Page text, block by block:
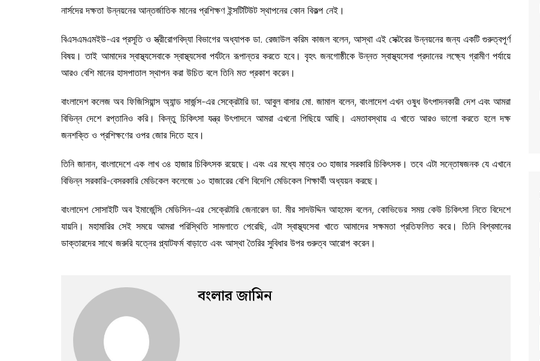
নার্সদের দক্ষতা উন্নয়নের আন্তর্জাতিক মানের প্রশিক্ষণ ইন্সটিটিউট স্থাপনের কোন বিকল্প নেই।
বিএসএমএমইউ-এর প্রসূতি ও স্ত্রীরোগবিদ্যা বিভাগের অধ্যাপক ডা. রেজাউল করিম কাজল বলেন, আস্থা এই সেক্টরের উন্নয়নের জন্য একটি গুরুত্বপূর্ণ
বিষয়। তাই আমাদের স্বাস্থ্যসেবাকে স্বাস্থ্যসেবা পর্যটনে রূপান্তর করতে হবে। বৃহৎ জনগোষ্ঠীকে উন্নত স্বাস্থ্যসেবা প্রদানের লক্ষ্যে গ্রামীণ পর্যায়ে
আরও বেশি মানের হাসপাতাল স্থাপন করা উচিত বলে তিনি মত প্রকাশ করেন।
বাংলাদেশ কলেজ অব ফিজিসিয়ান্স অ্যান্ড সার্জন্স-এর সেক্রেটারি ডা. আবুল বাসার মো. জামাল বলেন, বাংলাদেশ এখন ওষুধ উৎপাদনকারী দেশ এবং আমরা
বিভিন্ন দেশে রপ্তানিও করি। কিন্তু চিকিৎসা যন্ত্র উৎপাদনে আমরা এখনো পিছিয়ে আছি। এমতাবস্থায় এ খাতে আরও ভালো করতে হলে দক্ষ
জনশক্তি ও প্রশিক্ষণের ওপর জোর দিতে হবে।
তিনি জানান, বাংলাদেশে এক লাখ ৩৪ হাজার চিকিৎসক রয়েছে। এবং এর মধ্যে মাত্র ৩৩ হাজার সরকারি চিকিৎসক। তবে এটা সন্তোষজনক যে এখানে
বিভিন্ন সরকারি-বেসরকারি মেডিকেল কলেজে ১০ হাজারের বেশি বিদেশি মেডিকেল শিক্ষার্থী অধ্যয়ন করছে।
বাংলাদেশ সোসাইটি অব ইমার্জেন্সি মেডিসিন-এর সেক্রেটারি জেনারেল ডা. মীর সাদউদ্দিন আহমেদ বলেন, কোভিডের সময় কেউ চিকিৎসা নিতে বিদেশে
যায়নি। মহামারির সেই সময়ে আমরা পরিস্থিতি সামলাতে পেরেছি, এটা স্বাস্থ্যসেবা খাতে আমাদের সক্ষমতা প্রতিফলিত করে। তিনি বিশ্বমানের
ডাক্তারদের সাথে জরুরি যত্নের প্ল্যাটফর্ম বাড়াতে এবং আস্থা তৈরির সুবিধার উপর গুরুত্ব আরোপ করেন।
বংলার জামিন